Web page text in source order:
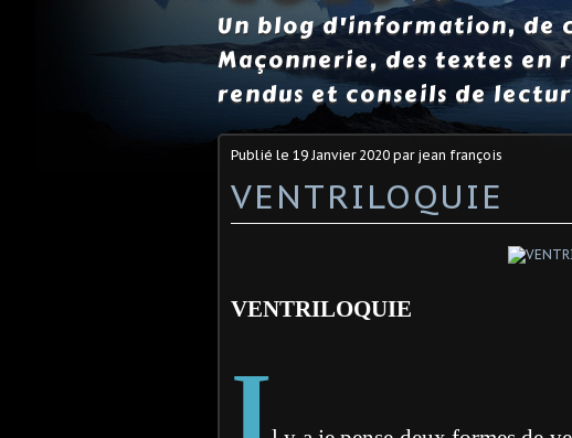
Un blog d'information, de
Maçonnerie, des textes en
rendus et conseils de
Publié le 19 Janvier 2020 par jean françois
VENTRILOQUIE
VENTRILOQUIE
I